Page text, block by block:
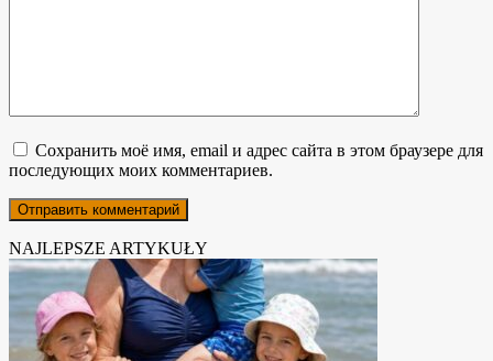
Сохранить моё имя, email и адрес сайта в этом браузере для
последующих моих комментариев.
NAJLEPSZE ARTYKUŁY